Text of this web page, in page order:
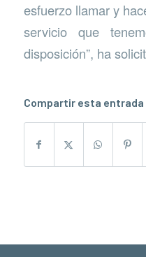
esfuerzo llamar y
servicio que
disposición”, ha
Compartir esta entrada